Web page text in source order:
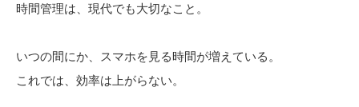
時間管理は、現代でも大切なこと。
いつの間にか、スマホを見る時間が増えている。
これでは、効率は上がらない。